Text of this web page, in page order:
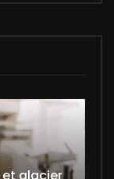
et glacier